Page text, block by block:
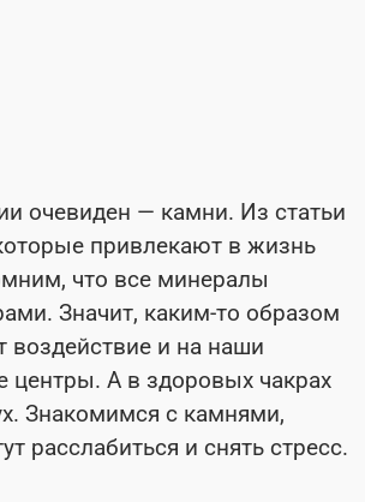
очевиден — камни. Из статьи
привлекают в жизнь
что все минералы
Значит, каким-то образом
воздействие и на наши
центры. А в здоровых чакрах
Знакомимся с камнями,
расслабиться и снять стресс.